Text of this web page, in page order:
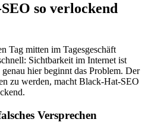
so verlockend
Tag mitten im Tagesgeschäft
Sichtbarkeit im Internet ist
hier beginnt das Problem. Der
zu werden, macht Black-Hat-SEO
Versprechen